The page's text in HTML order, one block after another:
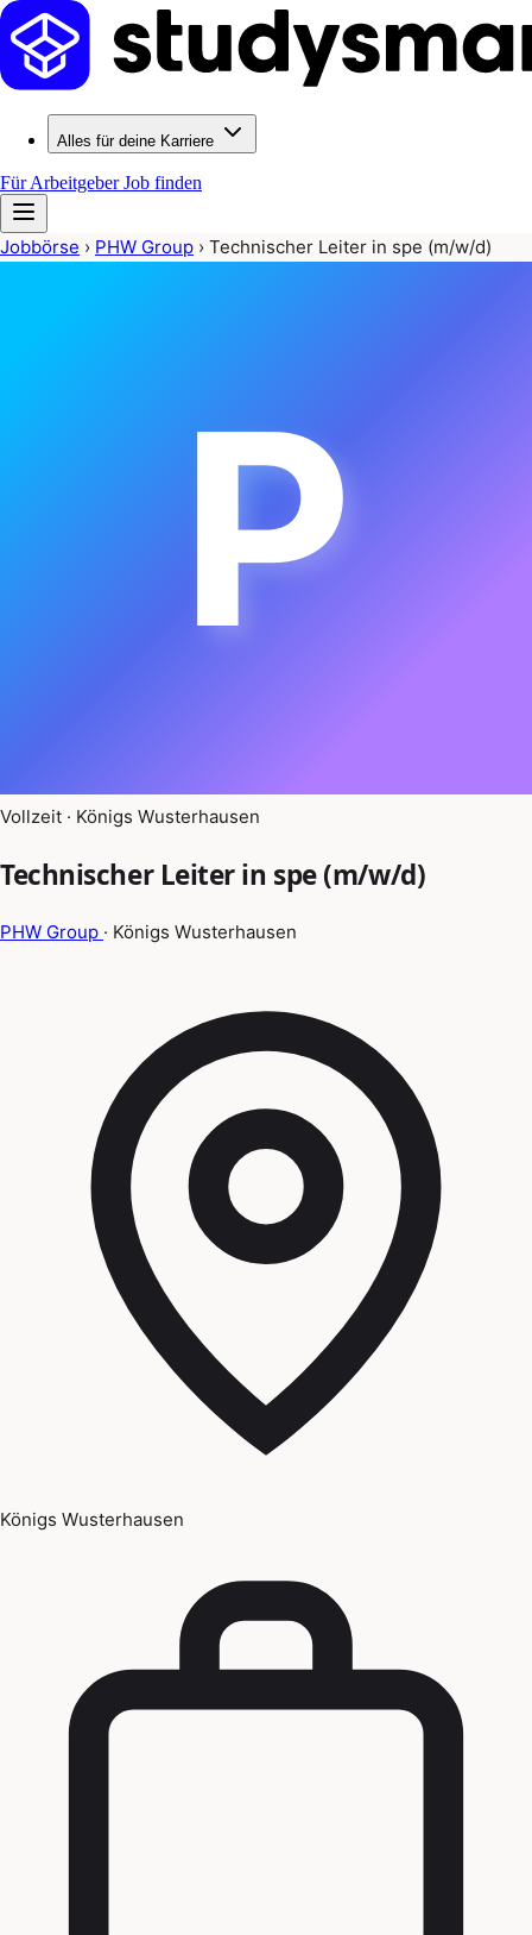
Alles für deine Karriere
Für ArbeitgeberJob finden
Jobbörse › PHW Group › Technischer Leiter in spe (m/w/d)
P
Vollzeit · Königs Wusterhausen
Technischer Leiter in spe (m/w/d)
PHW Group · Königs Wusterhausen
Königs Wusterhausen